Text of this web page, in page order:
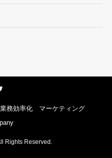
業務効率化
マーケティング
Rights Reserved.